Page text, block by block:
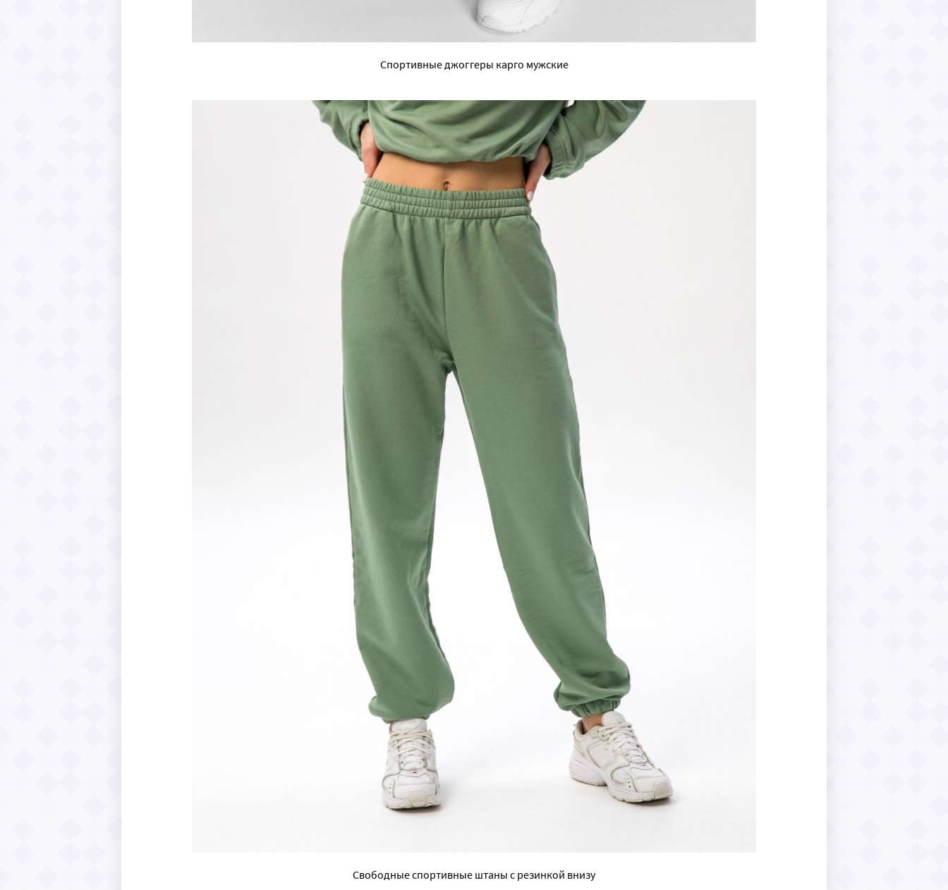
Спортивные джоггеры карго мужские
Свободные спортивные штаны с резинкой внизу